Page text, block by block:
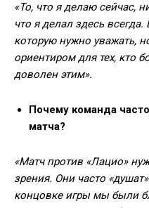
«То, что я делаю сейчас,
что я делал здесь
которую нужно уважать,
ориентиром для тех, кто
доволен этим».
Почему команда
матча?
«Матч против «Лацио»
зрения. Они часто
концовке игры мы были